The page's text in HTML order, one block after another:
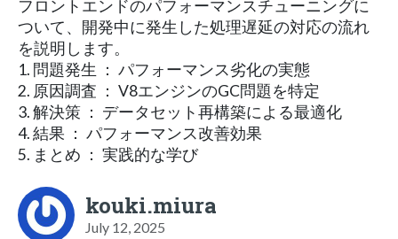
フロントエンドのパフォーマンスチューニングに
ついて、開発中に発生した処理遅延の対応の流れ
を説明します。
1. 問題発生 ： パフォーマンス劣化の実態
2. 原因調査 ： V8エンジンのGC問題を特定
3. 解決策 ： データセット再構築による最適化
4. 結果 ： パフォーマンス改善効果
5. まとめ ： 実践的な学び
kouki.miura
July 12, 2025